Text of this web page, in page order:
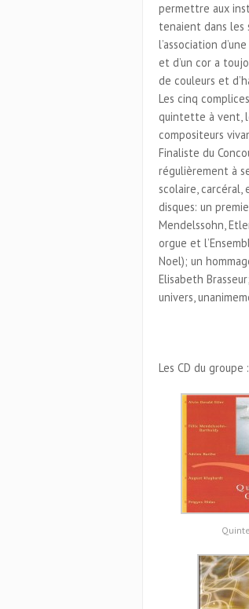
permettre aux
tenaient dans les
l’association
et d’un cor a
de couleurs et
Les cinq
quintette à vent,
compositeurs
Finaliste du
régulièrement à
scolaire, carcéral,
disques: un
Mendelssohn,
orgue et
Noel); un
Elisabeth
univers,
Les CD du groupe :